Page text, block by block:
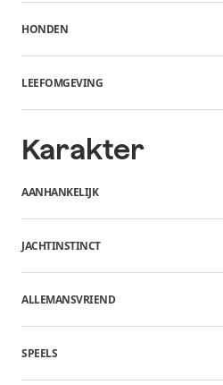
HONDEN
LEEFOMGEVING
Karakter
AANHANKELIJK
JACHTINSTINCT
ALLEMANSVRIEND
SPEELS